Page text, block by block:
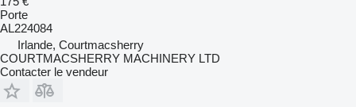
Porte
AL224084
Irlande, Courtmacsherry
COURTMACSHERRY MACHINERY LTD
Contacter le vendeur